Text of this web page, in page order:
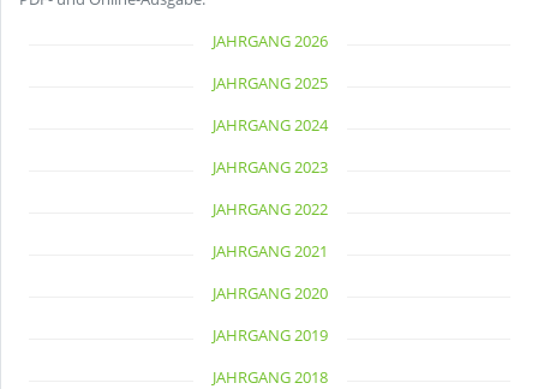
JAHRGANG 2026
JAHRGANG 2025
JAHRGANG 2024
JAHRGANG 2023
JAHRGANG 2022
JAHRGANG 2021
JAHRGANG 2020
JAHRGANG 2019
JAHRGANG 2018